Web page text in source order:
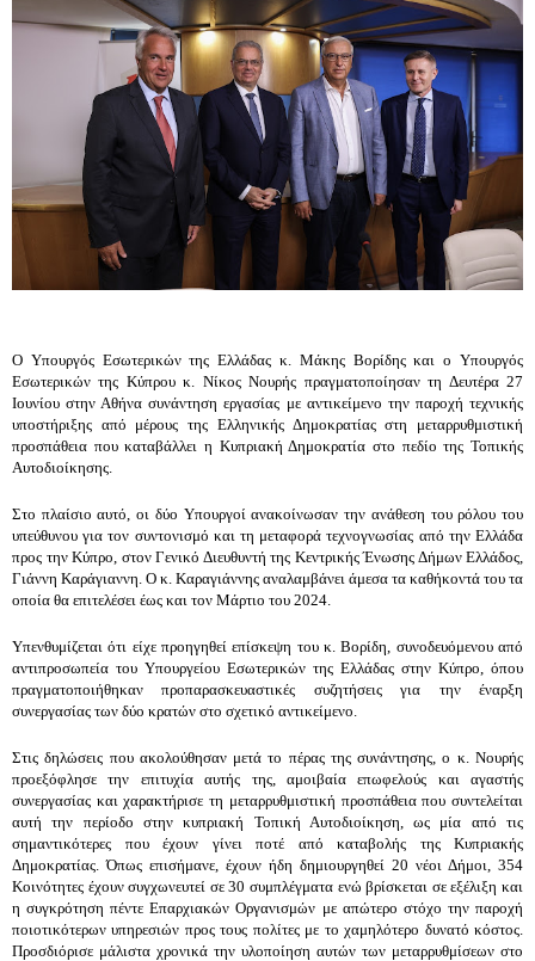
Ο Υπουργός Εσωτερικών της Ελλάδας κ. Μάκης Βορίδης και ο Υπουργός
Εσωτερικών της Κύπρου κ. Νίκος Νουρής πραγματοποίησαν τη Δευτέρα 27
Ιουνίου στην Αθήνα συνάντηση εργασίας με αντικείμενο την παροχή τεχνικής
υποστήριξης από μέρους της Ελληνικής Δημοκρατίας στη μεταρρυθμιστική
προσπάθεια που καταβάλλει η Κυπριακή Δημοκρατία στο πεδίο της Τοπικής
Αυτοδιοίκησης.
Στο πλαίσιο αυτό, οι δύο Υπουργοί ανακοίνωσαν την ανάθεση του ρόλου του
υπεύθυνου για τον συντονισμό και τη μεταφορά τεχνογνωσίας από την Ελλάδα
προς την Κύπρο, στον Γενικό Διευθυντή της Κεντρικής Ένωσης Δήμων Ελλάδος,
Γιάννη Καράγιαννη. Ο κ. Καραγιάννης αναλαμβάνει άμεσα τα καθήκοντά του τα
οποία θα επιτελέσει έως και τον Μάρτιο του 2024.
Υπενθυμίζεται ότι είχε προηγηθεί επίσκεψη του κ. Βορίδη, συνοδευόμενου από
αντιπροσωπεία του Υπουργείου Εσωτερικών της Ελλάδας στην Κύπρο, όπου
πραγματοποιήθηκαν προπαρασκευαστικές συζητήσεις για την έναρξη
συνεργασίας των δύο κρατών στο σχετικό αντικείμενο.
Στις δηλώσεις που ακολούθησαν μετά το πέρας της συνάντησης, ο κ. Νουρής
προεξόφλησε την επιτυχία αυτής της, αμοιβαία επωφελούς και αγαστής
συνεργασίας και χαρακτήρισε τη μεταρρυθμιστική προσπάθεια που συντελείται
αυτή την περίοδο στην κυπριακή Τοπική Αυτοδιοίκηση, ως μία από τις
σημαντικότερες που έχουν γίνει ποτέ από καταβολής της Κυπριακής
Δημοκρατίας. Όπως επισήμανε, έχουν ήδη δημιουργηθεί 20 νέοι Δήμοι, 354
Κοινότητες έχουν συγχωνευτεί σε 30 συμπλέγματα ενώ βρίσκεται σε εξέλιξη και
η συγκρότηση πέντε Επαρχιακών Οργανισμών με απώτερο στόχο την παροχή
ποιοτικότερων υπηρεσιών προς τους πολίτες με το χαμηλότερο δυνατό κόστος.
Προσδιόρισε μάλιστα χρονικά την υλοποίηση αυτών των μεταρρυθμίσεων στο